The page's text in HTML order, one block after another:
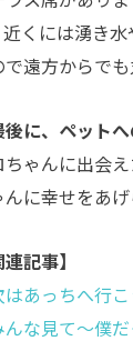
近くには湧き
で遠方からで
に、ペット
ちゃんに出会
んに幸せをあ
連記事】
はあっちへ行
んな見て～僕